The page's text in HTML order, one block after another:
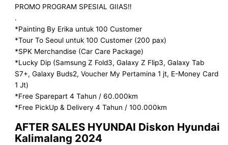
PROMO PROGRAM SPESIAL GIIAS‼️
.
*Painting By Erika untuk 100 Customer
*Tour To Seoul untuk 100 Customer (200 pax)
*SPK Merchandise (Car Care Package)
*Lucky Dip (Samsung Z Fold3, Galaxy Z Flip3, Galaxy Tab
S7+, Galaxy Buds2, Voucher My Pertamina 1 jt, E-Money Card
1 Jt)
*Free Sparepart 4 Tahun / 60.000km
*Free PickUp & Delivery 4 Tahun / 100.000km
AFTER SALES HYUNDAI Diskon Hyundai
Kalimalang 2024